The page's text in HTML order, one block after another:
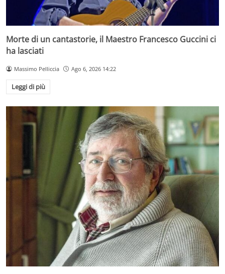
Morte di un cantastorie, il Maestro Francesco Guccini ci
ha lasciati
Massimo Pelliccia Ago 6, 2026 14:22
Leggi di più